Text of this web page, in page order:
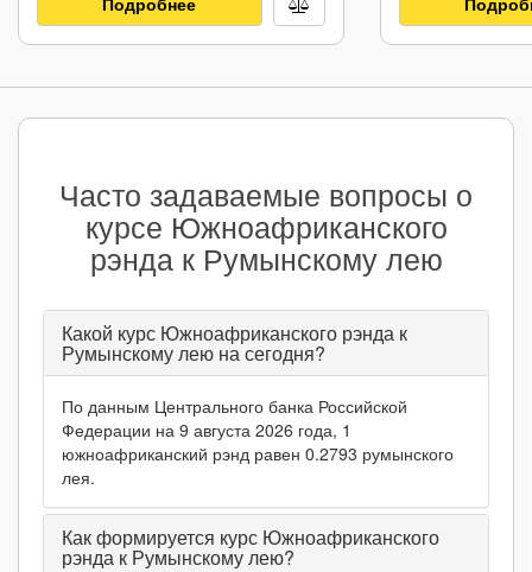
Часто задаваемые вопросы о
курсе Южноафриканского
рэнда к Румынскому лею
Какой курс Южноафриканского рэнда к
Румынскому лею на сегодня?
По данным Центрального банка Российской
Федерации на 9 августа 2026 года, 1
южноафриканский рэнд равен 0.2793 румынского
лея.
Как формируется курс Южноафриканского
рэнда к Румынскому лею?